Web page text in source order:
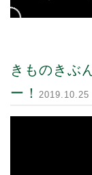
きものきぶ
ー！
2019.10.25